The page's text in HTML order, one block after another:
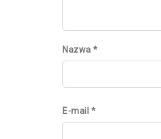
Nazwa *
E-mail *